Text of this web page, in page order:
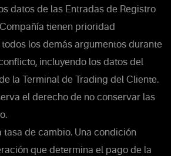
datos de las Entradas de Registro
tienen prioridad
los demás argumentos durante
incluyendo los datos del
la Terminal de Trading del Cliente.
el derecho de no conservar las
tasa de cambio. Una condición
que determina el pago de la